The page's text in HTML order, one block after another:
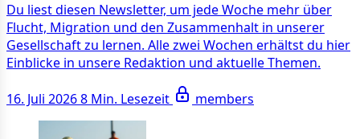
Du liest diesen Newsletter, um jede Woche mehr über
Flucht, Migration und den Zusammenhalt in unserer
Gesellschaft zu lernen. Alle zwei Wochen erhältst du hier
Einblicke in unsere Redaktion und aktuelle Themen.
16. Juli 20268 Min. Lesezeit members